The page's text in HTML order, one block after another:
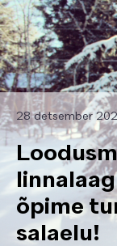
28 detsember
õpime
salaelu!